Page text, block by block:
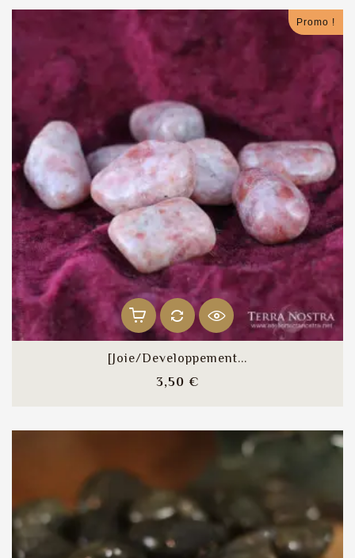
Promo !
[Joie/Developpement...
3,50 €